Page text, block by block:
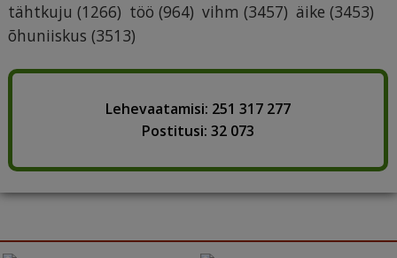
tähtkuju (1266) töö (964) vihm (3457) äike (3453)
õhuniiskus (3513)
Lehevaatamisi: 251 317 277
Postitusi: 32 073